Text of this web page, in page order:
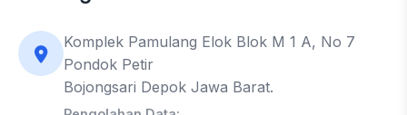
Komplek Pamulang Elok Blok M 1 A, No 7
Pondok Petir
Bojongsari Depok Jawa Barat.